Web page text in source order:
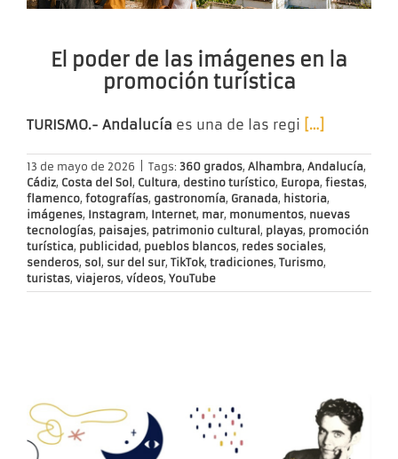
El poder de las imágenes en la
promoción turística
TURISMO.- Andalucía es una de las regi […]
13 de mayo de 2026 Tags: 360 grados, Alhambra, Andalucía,
Cádiz, Costa del Sol , Cultura, destino turístico, Europa, fiestas,
flamenco, fotografías, gastronomía, Granada, historia,
imágenes, Instagram, Internet, mar, monumentos, nuevas
tecnologías, paisajes, patrimonio cultural , playas, promoción
turística, publicidad, pueblos blancos, redes sociales,
senderos, sol , sur del sur, TikTok, tradiciones, Turismo,
turistas, viajeros, vídeos, YouTube